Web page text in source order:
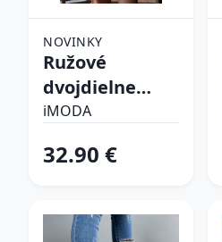
NOVINKY
Ružové
dvojdielne
plavky s
overálom
iMODA
32.90 €